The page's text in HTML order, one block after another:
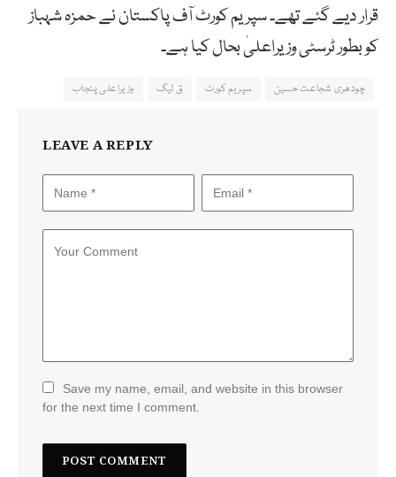
قرار دیے گئے تھے۔ سپریم کورٹ آف پاکستان نے حمزہ شہباز
کو بطور ٹرسٹی وزیراعلیٰ بحال کیا ہے۔
چودھری شجاعت حسین سپریم کورٹ ق لیگ وزیراعلی پنجاب
LEAVE A REPLY
Save my name, email, and website in this browser
for the next time I comment.